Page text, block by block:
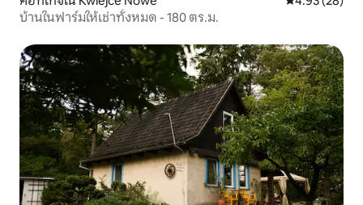
บ้านในฟาร์มให้เช่าทั้งหมด - 180 ตร.ม.